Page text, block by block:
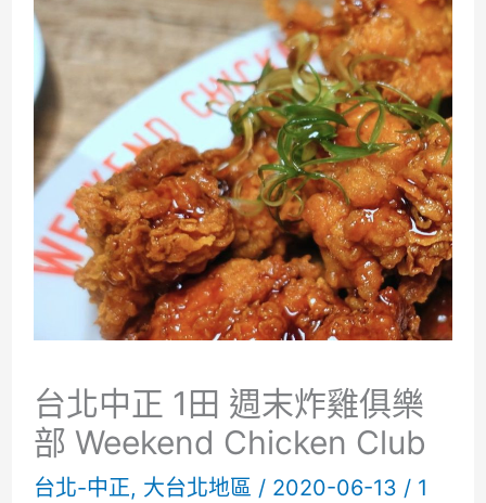
台北中正 1田 週末炸雞俱樂
部 Weekend Chicken Club
台北-中正, 大台北地區 / 2020-06-13 / 1